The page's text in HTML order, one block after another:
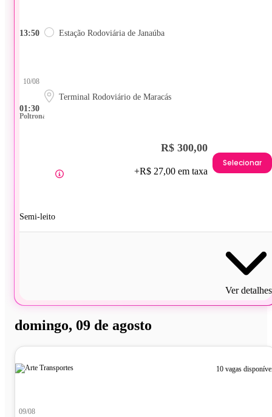
13:50 Estação Rodoviária de Janaúba
01:30
10/08
Terminal Rodoviário de Maracás
Poltrona
Semi-leito
R$ 300,00
+R$ 27,00 em taxa
Selecionar
Ver detalhes
domingo, 09 de agosto
10 vagas
09/08